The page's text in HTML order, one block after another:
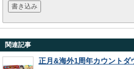
関連記事
正月&海外1周年カウントダ